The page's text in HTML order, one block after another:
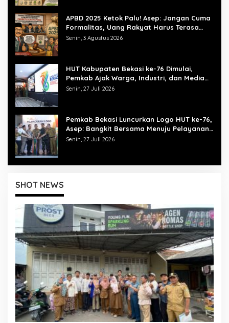
APBD 2025 Ketok Palu! Asep: Jangan Cuma
Formalitas, Uang Rakyat Harus Terasa
Manfaatnya
Senin, 3 Agustus 2026
HUT Kabupaten Bekasi ke-76 Dimulai,
Pemkab Ajak Warga, Industri, dan Media
Kibarkan Semangat “Bangkit Bersama”
Senin, 27 Juli 2026
Pemkab Bekasi Luncurkan Logo HUT ke-76,
Asep: Bangkit Bersama Menuju Pelayanan
yang Lebih Baik
Senin, 27 Juli 2026
SHOT NEWS